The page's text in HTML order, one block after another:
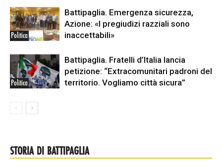
Politica
Battipaglia. Emergenza sicurezza,
Azione: «I pregiudizi razziali sono
inaccettabili»
Politica
Battipaglia. Fratelli d’Italia lancia
petizione: “Extracomunitari padroni del
territorio. Vogliamo città sicura”
STORIA DI BATTIPAGLIA